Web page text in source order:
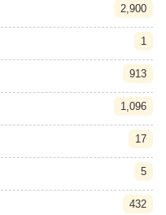
2,900
1
913
1,096
17
5
432